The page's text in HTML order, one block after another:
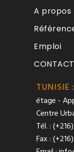
A propos
Emploi
CONTACT
TUNISIE :
étage -
Centre
Tél. :
Fax :